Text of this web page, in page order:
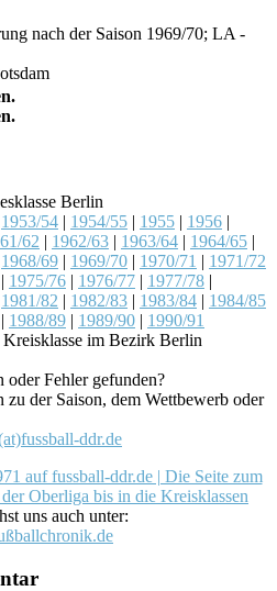
nach der Saison 1969/70; LA -
Berlin
1953/54 | 1954/55 | 1955 | 1956 |
62 | 1962/63 | 1963/64 | 1964/65 |
1968/69 | 1969/70 | 1970/71 | 1971/72
| 1975/76 | 1976/77 | 1977/78 |
1981/82 | 1982/83 | 1983/84 | 1984/85
| 1988/89 | 1989/90 | 1990/91
im Bezirk Berlin
Fehler gefunden?
der Saison, dem Wettbewerb oder
ddr.de
uns auch unter: